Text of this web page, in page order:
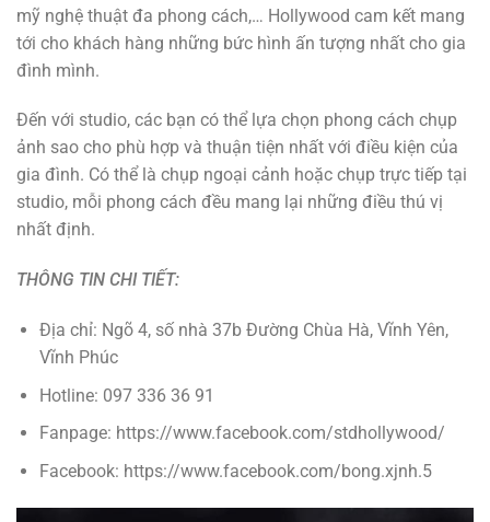
mỹ nghệ thuật đa phong cách,… Hollywood cam kết mang
tới cho khách hàng những bức hình ấn tượng nhất cho gia
đình mình.
Đến với studio, các bạn có thể lựa chọn phong cách chụp
ảnh sao cho phù hợp và thuận tiện nhất với điều kiện của
gia đình. Có thể là chụp ngoại cảnh hoặc chụp trực tiếp tại
studio, mỗi phong cách đều mang lại những điều thú vị
nhất định.
THÔNG TIN CHI TIẾT:
Địa chỉ: Ngõ 4, số nhà 37b Đường Chùa Hà, Vĩnh Yên,
Vĩnh Phúc
Hotline: 097 336 36 91
Fanpage: https://www.facebook.com/stdhollywood/
Facebook: https://www.facebook.com/bong.xjnh.5